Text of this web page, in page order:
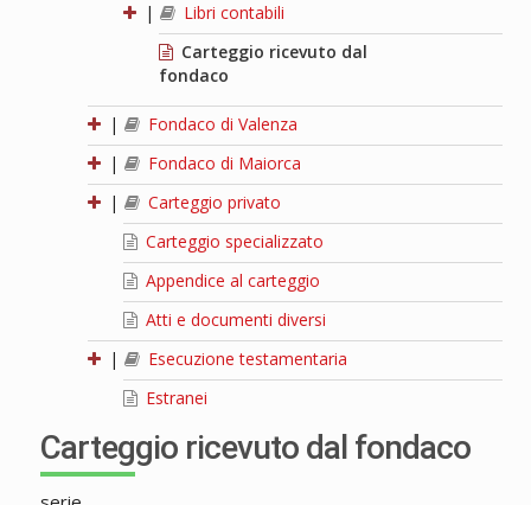
|
Libri contabili
Carteggio ricevuto dal
fondaco
|
Fondaco di Valenza
|
Fondaco di Maiorca
|
Carteggio privato
Carteggio specializzato
Appendice al carteggio
Atti e documenti diversi
|
Esecuzione testamentaria
Estranei
Carteggio ricevuto dal fondaco